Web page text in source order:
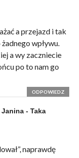
a przejazd i tak
wpływu.
a wy zaczniecie
po to nam go
ODPOWIEDZ
- Taka
naprawdę